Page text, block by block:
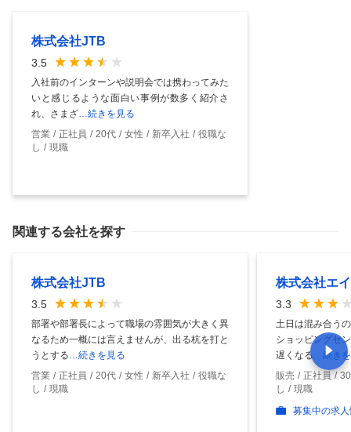
株式会社JTB
3.5
入社前のインターンや説明会では携わってみた
いと感じるような面白い事例が数多く紹介さ
れ、さまざ …続きを見る
営業
正社員 20代 女性 新卒入社
役職な
し
現職
関連する会社を探す
株式会社JTB
3.5
部署や部署長によって職場の雰囲気が大きく異
なるため一概には言えませんが、出る杭を打と
うとする …続きを見る
営業
正社員 20代 女性 新卒入社
役職な
し
現職
株式会社エ
3.3
土日は混み合う
ショッピングセ
遅くなる
…続き
販売
正社員
し
現職
募集中の求